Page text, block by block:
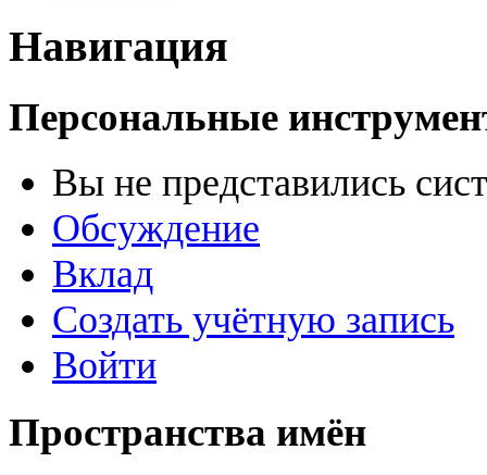
Навигация
Персональные
Вы не представились
Обсуждение
Вклад
Создать учётную запись
Войти
Пространства имён